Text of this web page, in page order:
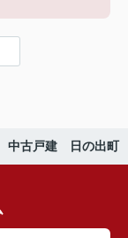
古戸建 日の出町